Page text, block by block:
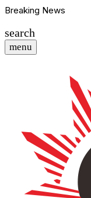
Breaking News
search
menu